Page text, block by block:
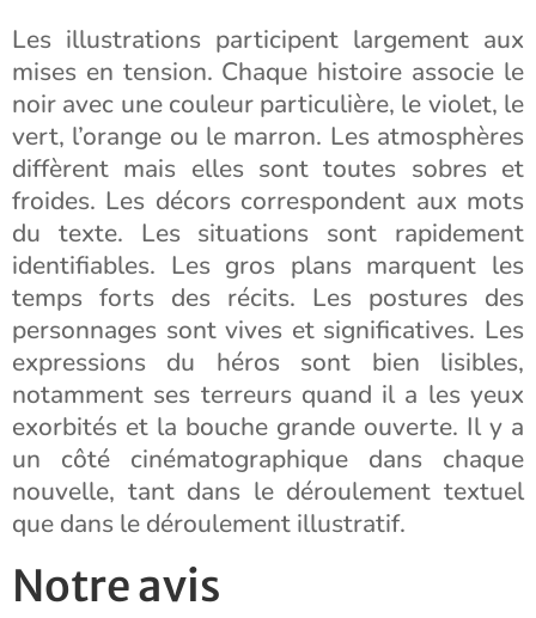
Les illustrations participent largement aux
mises en tension. Chaque histoire associe le
noir avec une couleur particulière, le violet, le
vert, l’orange ou le marron. Les atmosphères
diffèrent mais elles sont toutes sobres et
froides. Les décors correspondent aux mots
du texte. Les situations sont rapidement
identifiables. Les gros plans marquent les
temps forts des récits. Les postures des
personnages sont vives et significatives. Les
expressions du héros sont bien lisibles,
notamment ses terreurs quand il a les yeux
exorbités et la bouche grande ouverte. Il y a
un côté cinématographique dans chaque
nouvelle, tant dans le déroulement textuel
que dans le déroulement illustratif.
Notre avis